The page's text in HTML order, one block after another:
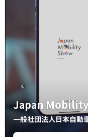
Japan
一般社団法人日本自動